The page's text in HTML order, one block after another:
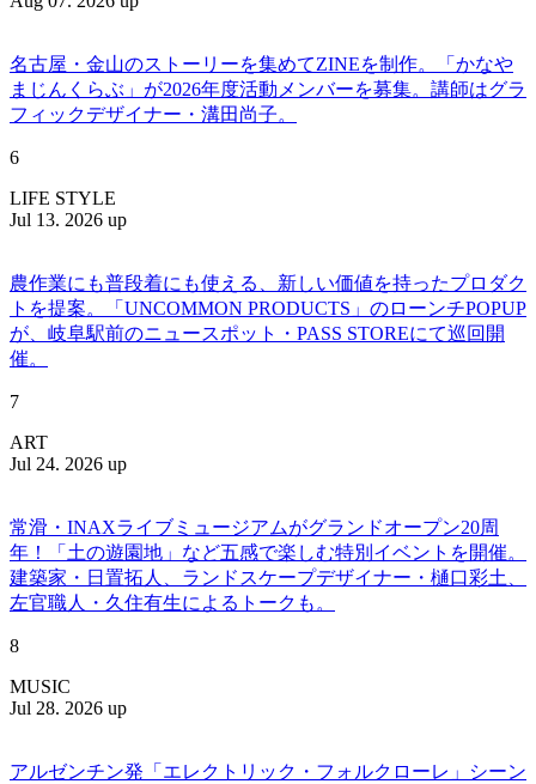
名古屋・金山のストーリーを集めてZINEを制作。「かなや
まじんくらぶ」が2026年度活動メンバーを募集。講師はグラ
フィックデザイナー・溝田尚子。
6
LIFE STYLE
Jul 13. 2026 up
農作業にも普段着にも使える、新しい価値を持ったプロダク
トを提案。「UNCOMMON PRODUCTS」のローンチPOPUP
が、岐阜駅前のニュースポット・PASS STOREにて巡回開
催。
7
ART
Jul 24. 2026 up
常滑・INAXライブミュージアムがグランドオープン20周
年！「土の遊園地」など五感で楽しむ特別イベントを開催。
建築家・日置拓人、ランドスケープデザイナー・樋口彩土、
左官職人・久住有生によるトークも。
8
MUSIC
Jul 28. 2026 up
アルゼンチン発「エレクトリック・フォルクローレ」シーン